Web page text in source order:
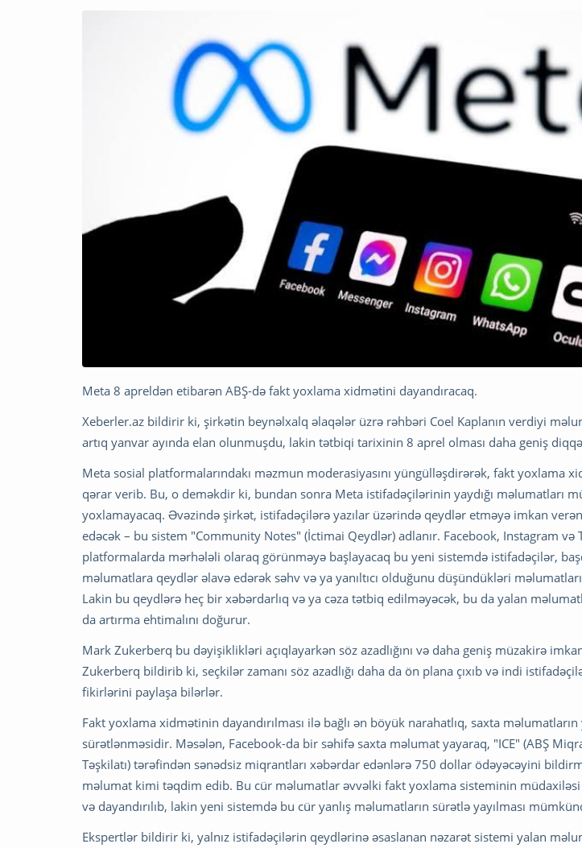
Meta 8 apreldən etibarən ABŞ-də fakt yoxlama xidmətini dayandıracaq.
Xeberler.az bildirir ki, şirkətin beynəlxalq əlaqələr üzrə rəhbəri Coel Kaplanın verdiyi
artıq yanvar ayında elan olunmuşdu, lakin tətbiqi tarixinin 8 aprel olması daha geniş
Meta sosial platformalarındakı məzmun moderasiyasını yüngülləşdirərək, fakt yoxlama
qərar verib. Bu, o deməkdir ki, bundan sonra Meta istifadəçilərinin yaydığı məlumatları
yoxlamayacaq. Əvəzində şirkət, istifadəçilərə yazılar üzərində qeydlər etməyə imkan
edəcək – bu sistem "Community Notes" (İctimai Qeydlər) adlanır. Facebook, Instagram və
platformalarda mərhələli olaraq görünməyə başlayacaq bu yeni sistemdə istifadəçilər,
məlumatlara qeydlər əlavə edərək səhv və ya yanıltıcı olduğunu düşündükləri
Lakin bu qeydlərə heç bir xəbərdarlıq və ya cəza tətbiq edilməyəcək, bu da yalan
da artırma ehtimalını doğurur.
Mark Zukerberq bu dəyişiklikləri açıqlayarkən söz azadlığını və daha geniş müzakirə
Zukerberq bildirib ki, seçkilər zamanı söz azadlığı daha da ön plana çıxıb və indi
fikirlərini paylaşa bilərlər.
Fakt yoxlama xidmətinin dayandırılması ilə bağlı ən böyük narahatlıq, saxta məlumatların
sürətlənməsidir. Məsələn, Facebook-da bir səhifə saxta məlumat yayaraq, "ICE" (ABŞ
Təşkilatı) tərəfindən sənədsiz miqrantları xəbərdar edənlərə 750 dollar ödəyəcəyini
məlumat kimi təqdim edib. Bu cür məlumatlar əvvəlki fakt yoxlama sisteminin müdaxiləsi
və dayandırılıb, lakin yeni sistemdə bu cür yanlış məlumatların sürətlə yayılması
Ekspertlər bildirir ki, yalnız istifadəçilərin qeydlərinə əsaslanan nəzarət sistemi yalan